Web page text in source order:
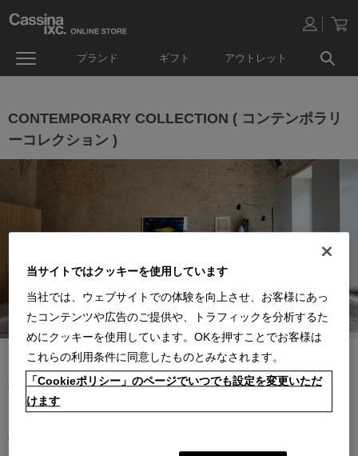
ブランド ギフト アウトレット
CONTEMPORARY COLLECTION ( コンテンポラリ
ーコレクション )
現代を代表する建築家やデザイナーとのコラボレーションによるコ
レクション。
材のクオリティがなければ、決して実現しないラインナップです。
当サイトではクッキーを使用しています
当社では、ウェブサイトでの体験を向上させ、お客様にあっ
たコンテンツや広告のご提供や、トラフィックを分析するた
めにクッキーを使用しています。OKを押すことでお客様は
これらの利用条件に同意したものとみなされます。
「Cookieポリシー」のページでいつでも設定を変更いただ
けます